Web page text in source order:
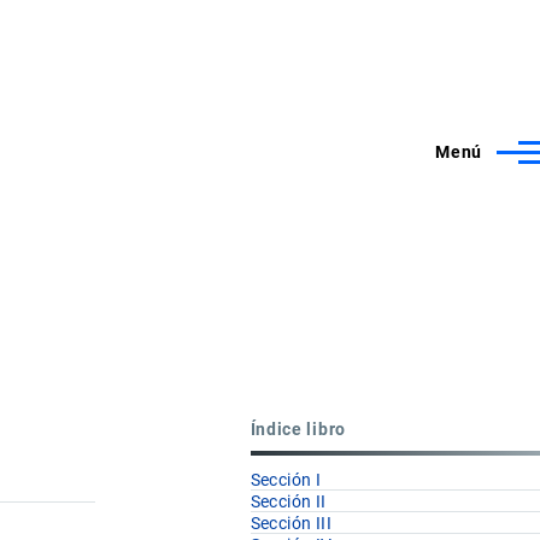
Menú
Índice libro
Sección I
Sección II
Sección III